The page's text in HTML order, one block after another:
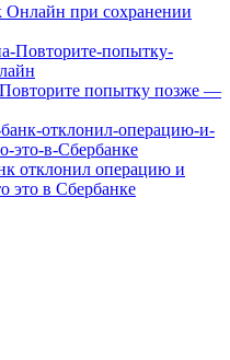
Онлайн при сохранении
попытку позже —
отклонил операцию и
это в Сбербанке